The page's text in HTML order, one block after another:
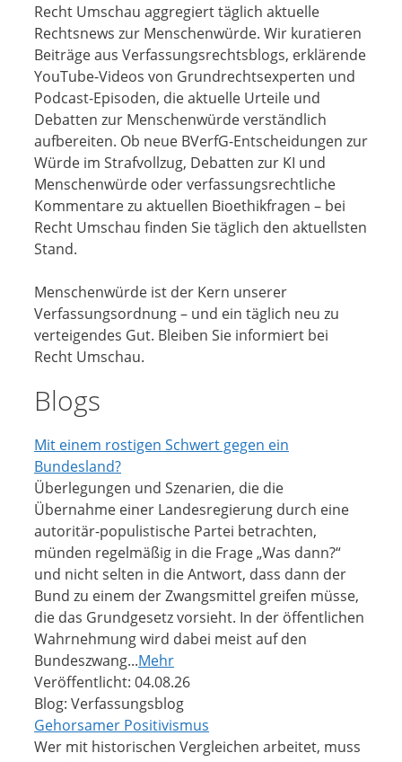
Recht Umschau aggregiert täglich aktuelle
Rechtsnews zur Menschenwürde. Wir kuratieren
Beiträge aus Verfassungsrechtsblogs, erklärende
YouTube-Videos von Grundrechtsexperten und
Podcast-Episoden, die aktuelle Urteile und
Debatten zur Menschenwürde verständlich
aufbereiten. Ob neue BVerfG-Entscheidungen zur
Würde im Strafvollzug, Debatten zur KI und
Menschenwürde oder verfassungsrechtliche
Kommentare zu aktuellen Bioethikfragen – bei
Recht Umschau finden Sie täglich den aktuellsten
Stand.
Menschenwürde ist der Kern unserer
Verfassungsordnung – und ein täglich neu zu
verteigendes Gut. Bleiben Sie informiert bei
Recht Umschau.
Blogs
Mit einem rostigen Schwert gegen ein
Bundesland?
Überlegungen und Szenarien, die die
Übernahme einer Landesregierung durch eine
autoritär-populistische Partei betrachten,
münden regelmäßig in die Frage „Was dann?“
und nicht selten in die Antwort, dass dann der
Bund zu einem der Zwangsmittel greifen müsse,
die das Grundgesetz vorsieht. In der öffentlichen
Wahrnehmung wird dabei meist auf den
Bundeszwang...Mehr
Veröffentlicht: 04.08.26
Blog: Verfassungsblog
Gehorsamer Positivismus
Wer mit historischen Vergleichen arbeitet, muss